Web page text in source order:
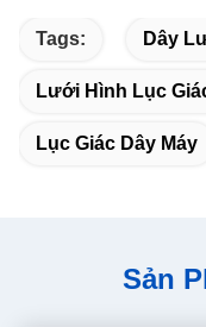
Tags: Dây
Lưới Hình Lục
Lục Giác Dây Máy
Sản